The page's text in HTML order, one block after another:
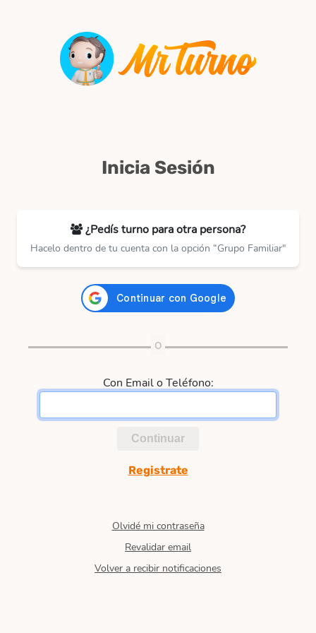
Inicia Sesión
¿Pedís turno para otra persona?
Hacelo dentro de tu cuenta con la opción “Grupo Familiar"
Con Email o Teléfono:
Continuar
Registrate
Olvidé mi contraseña
Revalidar email
Volver a recibir notificaciones